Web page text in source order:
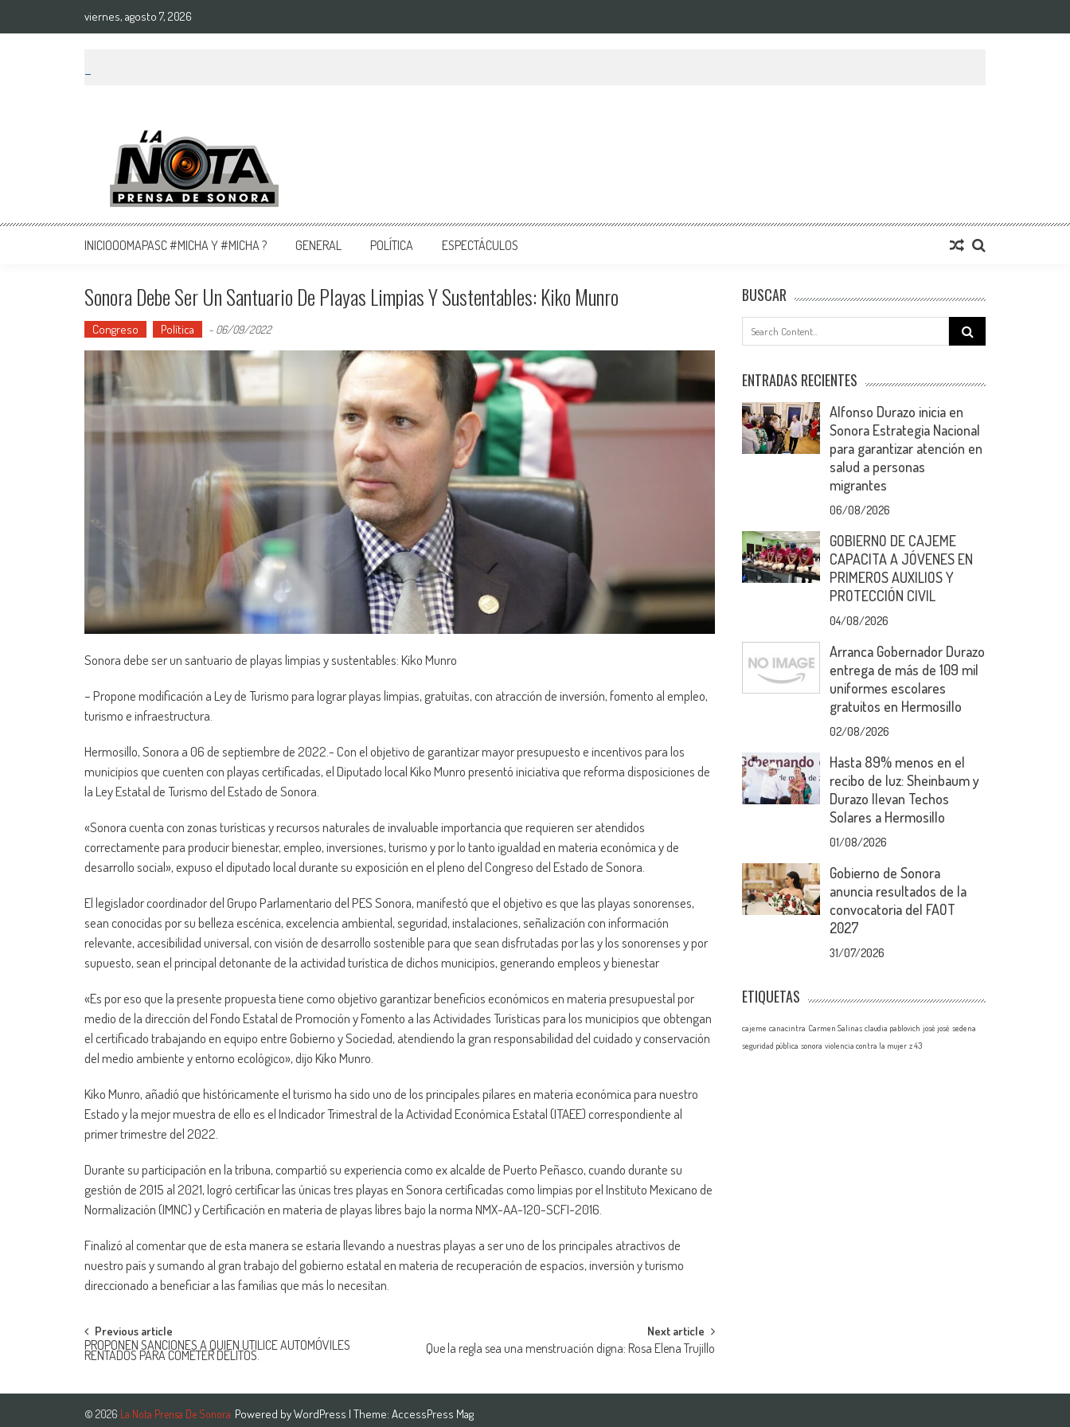
viernes, agosto 7, 2026
La Nota Prensa De Sonora
Noticias del día
INICIOOOMAPASC #MICHA Y #MICHA ? GENERAL POLÍTICA ESPECTÁCULOS
Sonora Debe Ser Un Santuario De Playas Limpias Y Sustentables: Kiko Munro
Congreso Política - 06/09/2022
Sonora debe ser un santuario de playas limpias y sustentables: Kiko Munro
– Propone modificación a Ley de Turismo para lograr playas limpias, gratuitas, con atracción de inversión, fomento al empleo,
turismo e infraestructura.
Hermosillo, Sonora a 06 de septiembre de 2022.- Con el objetivo de garantizar mayor presupuesto e incentivos para los
municipios que cuenten con playas certificadas, el Diputado local Kiko Munro presentó iniciativa que reforma disposiciones de
la Ley Estatal de Turismo del Estado de Sonora.
«Sonora cuenta con zonas turísticas y recursos naturales de invaluable importancia que requieren ser atendidos
correctamente para producir bienestar, empleo, inversiones, turismo y por lo tanto igualdad en materia económica y de
desarrollo social», expuso el diputado local durante su exposición en el pleno del Congreso del Estado de Sonora.
El legislador coordinador del Grupo Parlamentario del PES Sonora, manifestó que el objetivo es que las playas sonorenses,
sean conocidas por su belleza escénica, excelencia ambiental, seguridad, instalaciones, señalización con información
relevante, accesibilidad universal, con visión de desarrollo sostenible para que sean disfrutadas por las y los sonorenses y por
supuesto, sean el principal detonante de la actividad turística de dichos municipios, generando empleos y bienestar
«Es por eso que la presente propuesta tiene como objetivo garantizar beneficios económicos en materia presupuestal por
medio de la dirección del Fondo Estatal de Promoción y Fomento a las Actividades Turísticas para los municipios que obtengan
el certificado trabajando en equipo entre Gobierno y Sociedad, atendiendo la gran responsabilidad del cuidado y conservación
del medio ambiente y entorno ecológico», dijo Kiko Munro.
Kiko Munro, añadió que históricamente el turismo ha sido uno de los principales pilares en materia económica para nuestro
Estado y la mejor muestra de ello es el Indicador Trimestral de la Actividad Económica Estatal (ITAEE) correspondiente al
primer trimestre del 2022.
Durante su participación en la tribuna, compartió su experiencia como ex alcalde de Puerto Peñasco, cuando durante su
gestión de 2015 al 2021, logró certificar las únicas tres playas en Sonora certificadas como limpias por el Instituto Mexicano de
Normalización (IMNC) y Certificación en materia de playas libres bajo la norma NMX-AA-120-SCFI-2016.
Finalizó al comentar que de esta manera se estaría llevando a nuestras playas a ser uno de los principales atractivos de
nuestro país y sumando al gran trabajo del gobierno estatal en materia de recuperación de espacios, inversión y turismo
direccionado a beneficiar a las familias que más lo necesitan.
Post
navigation
Previous article
PROPONEN SANCIONES A QUIEN UTILICE AUTOMÓVILES
RENTADOS PARA COMETER DELITOS.
Next article
Que la regla sea una menstruación digna: Rosa Elena Trujillo
BUSCAR
Search
for:
ENTRADAS RECIENTES
Alfonso Durazo inicia en
Sonora Estrategia Nacional
para garantizar atención en
salud a personas
migrantes
06/08/2026
GOBIERNO DE CAJEME
CAPACITA A JÓVENES EN
PRIMEROS AUXILIOS Y
PROTECCIÓN CIVIL
04/08/2026
Arranca Gobernador Durazo
entrega de más de 109 mil
uniformes escolares
gratuitos en Hermosillo
02/08/2026
Hasta 89% menos en el
recibo de luz: Sheinbaum y
Durazo llevan Techos
Solares a Hermosillo
01/08/2026
Gobierno de Sonora
anuncia resultados de la
convocatoria del FAOT
2027
31/07/2026
ETIQUETAS
cajeme canacintra Carmen Salinas claudia pablovich josé josé sedena
seguridad pública sonora violencia contra la mujer z 43
© 2026 La Nota Prensa De Sonora Powered byWordPress | Theme: AccessPress Mag